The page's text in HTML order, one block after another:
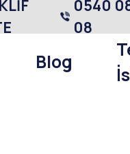
0540
08
Blog